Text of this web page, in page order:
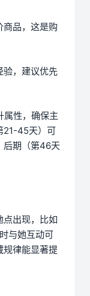
商品，这是购
验，建议优先
属性，确保主
21-45天）可
后期（第46天
点出现，比如
与她互动可
规律能显著提